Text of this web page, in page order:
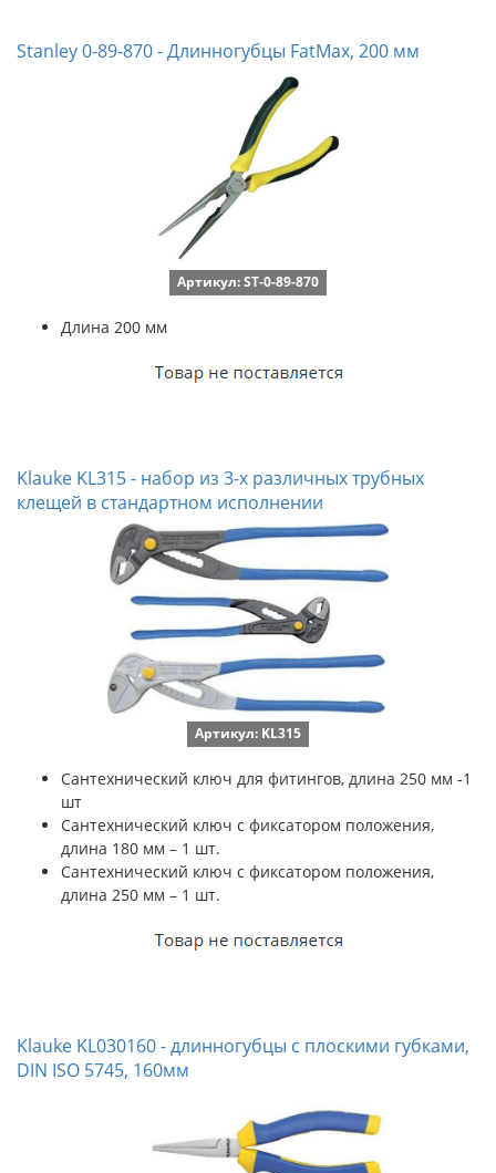
Stanley 0-89-870 - Длинногубцы FatMax, 200 мм
Артикул: ST-0-89-870
Длина 200 мм
Klauke KL315 - набор из 3-х различных трубных
клещей в стандартном исполнении
Артикул: KL315
Сантехнический ключ для фитингов, длина 250 мм -1
шт
Сантехнический ключ с фиксатором положения,
длина 180 мм – 1 шт.
Сантехнический ключ с фиксатором положения,
длина 250 мм – 1 шт.
Klauke KL030160 - длинногубцы с плоскими губками,
DIN ISO 5745, 160мм